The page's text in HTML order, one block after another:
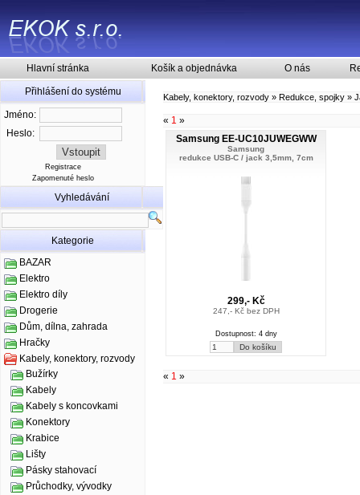
Hlavní stránka Košík a objednávka O nás
Přihlášení do systému
Jméno:
Heslo:
Registrace
Zapomenuté heslo
Vyhledávání
Kategorie
BAZAR
Elektro
Elektro díly
Drogerie
Dům, dílna, zahrada
Hračky
Kabely, konektory, rozvody
Bužírky
Kabely
Kabely s koncovkami
Konektory
Krabice
Lišty
Pásky stahovací
Průchodky, vývodky
Kabely, konektory, rozvody » Redukce, spojky »
« 1 »
Samsung EE-UC10JUWEGWW
Samsung
redukce USB-C / jack 3,5mm, 7cm
299,- Kč
247,- Kč bez DPH
Dostupnost: 4 dny
« 1 »